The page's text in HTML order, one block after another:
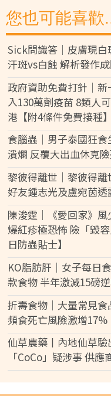
您也可能喜歡
Sick問識答｜皮膚現
汗斑vs白蝕 解析發作
政府資助免費打針｜
入130萬劑疫苗 8類人
港【附4條件免費接種】
食腦蟲｜男子泰國狂
潰爛 反覆大出血休克
黎彼得離世｜黎彼得
好友鍾志光及盧宛茵
陳浚霆｜《愛回家》
爆紅疹極恐怖 險「毀
日防蟲貼士】
KO脂肪肝｜女子每日
款食物 半年激減15磅
折壽食物｜大量常見
頻食死亡風險激增17%
仙草農藥丨內地仙草
「CoCo」疑涉事 供